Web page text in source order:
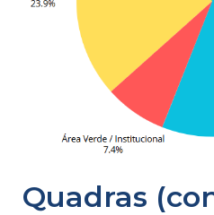
Quadras